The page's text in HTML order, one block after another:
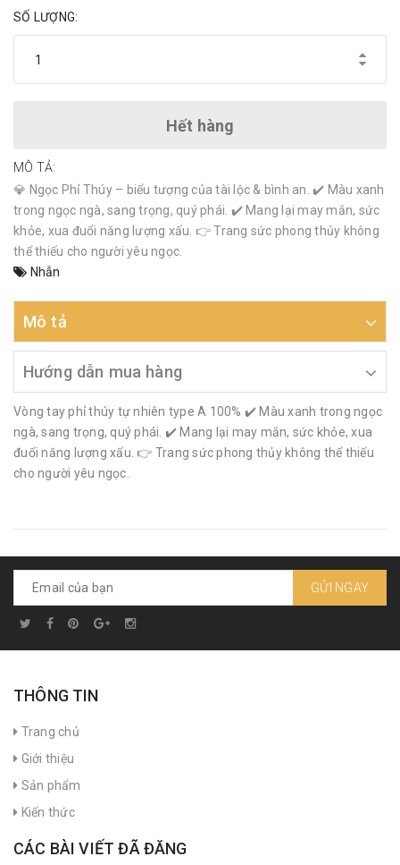
SỐ LƯỢNG:
Hết hàng
MÔ TẢ:
💎 Ngọc Phỉ Thúy – biểu tượng của tài lộc & bình an. ✔️ Màu xanh
trong ngọc ngà, sang trọng, quý phái. ✔️ Mang lại may mắn, sức
khỏe, xua đuổi năng lượng xấu. 👉 Trang sức phong thủy không
thể thiếu cho người yêu ngọc.
Nhẫn
Mô tả
Hướng dẫn mua hàng
Vòng tay phỉ thúy tự nhiên type A 100% ✔️ Màu xanh trong ngọc
ngà, sang trọng, quý phái. ✔️ Mang lại may mắn, sức khỏe, xua
đuổi năng lượng xấu. 👉 Trang sức phong thủy không thể thiếu
cho người yêu ngọc.
GỬI NGAY
THÔNG TIN
Trang chủ
Giới thiệu
Sản phẩm
Kiến thức
CÁC BÀI VIẾT ĐÃ ĐĂNG